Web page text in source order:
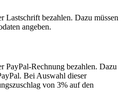
Lastschrift bezahlen. Dazu müssen
angeben.
PayPal-Rechnung bezahlen. Dazu
Bei Auswahl dieser
von 3% auf den